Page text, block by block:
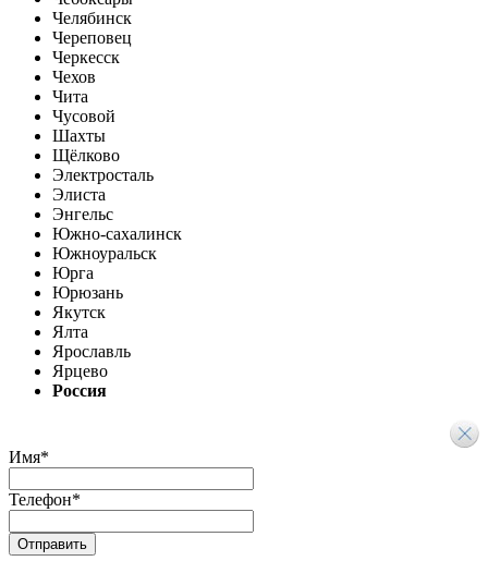
Челябинск
Череповец
Черкесск
Чехов
Чита
Чусовой
Шахты
Щёлково
Электросталь
Элиста
Энгельс
Южно-сахалинск
Южноуральск
Юрга
Юрюзань
Якутск
Ялта
Ярославль
Ярцево
Россия
Имя*
Телефон*